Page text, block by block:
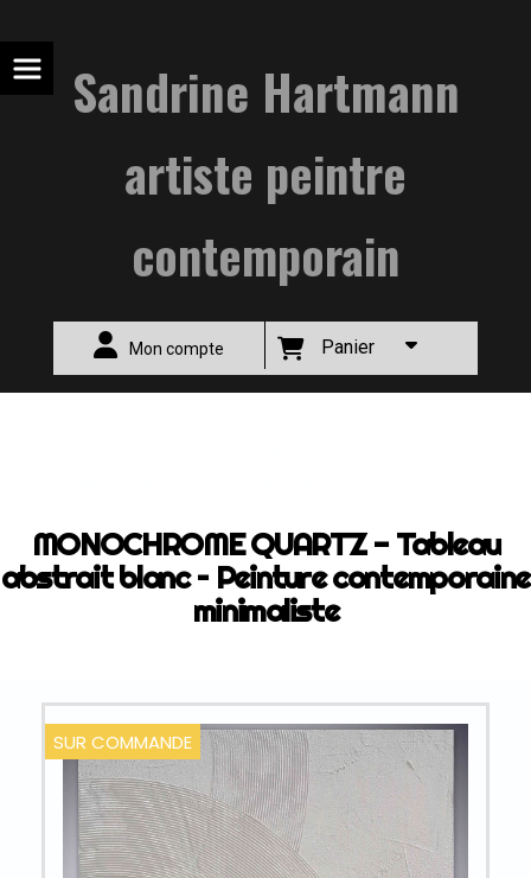
Sandrine Hartmann
artiste peintre
contemporain
Mon compte Panier
MONOCHROME QUARTZ - Tableau
abstrait blanc – Peinture contemporaine
minimaliste
SUR COMMANDE